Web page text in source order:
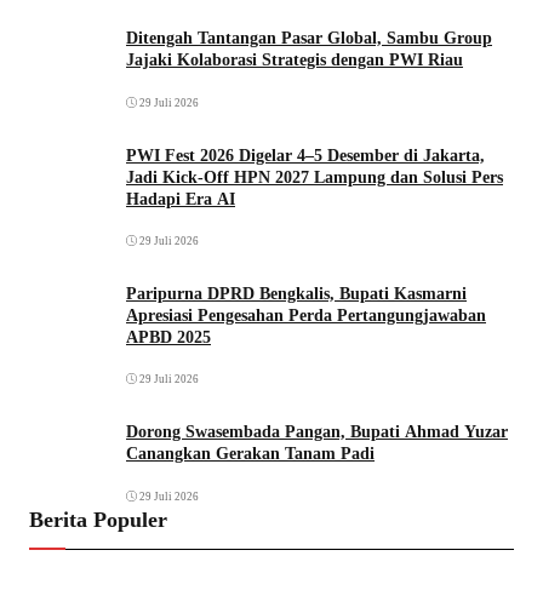
Ditengah Tantangan Pasar Global, Sambu Group
Jajaki Kolaborasi Strategis dengan PWI Riau
29 Juli 2026
PWI Fest 2026 Digelar 4–5 Desember di Jakarta,
Jadi Kick-Off HPN 2027 Lampung dan Solusi Pers
Hadapi Era AI
29 Juli 2026
Paripurna DPRD Bengkalis, Bupati Kasmarni
Apresiasi Pengesahan Perda Pertangungjawaban
APBD 2025
29 Juli 2026
Dorong Swasembada Pangan, Bupati Ahmad Yuzar
Canangkan Gerakan Tanam Padi
29 Juli 2026
Berita Populer